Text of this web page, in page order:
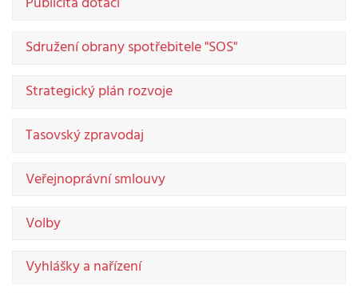
Sdružení obrany spotřebitele "SOS"
Strategický plán rozvoje
Tasovský zpravodaj
Veřejnoprávní smlouvy
Volby
Vyhlášky a nařízení